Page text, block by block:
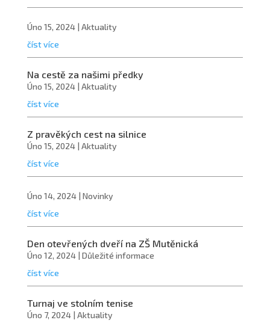
Úno 15, 2024| Aktuality
číst více
Na cestě za našimi předky
Úno 15, 2024| Aktuality
číst více
Z pravěkých cest na silnice
Úno 15, 2024| Aktuality
číst více
Úno 14, 2024| Novinky
číst více
Den otevřených dveří na ZŠ Mutěnická
Úno 12, 2024| Důležité informace
číst více
Turnaj ve stolním tenise
Úno 7, 2024| Aktuality